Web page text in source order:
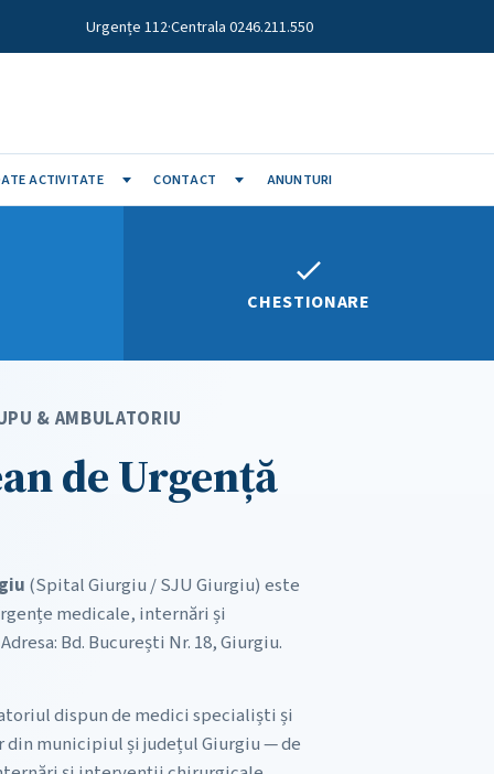
Urgențe 112·Centrala 0246.211.550
ACTIVITATE CONTACT ANUNTURI
CHESTIONARE
& AMBULATORIU
de Urgență
(Spital Giurgiu / SJU Giurgiu) este
medicale, internări și
Bd. București Nr. 18, Giurgiu.
dispun de medici specialiști și
municipiul și județul Giurgiu — de